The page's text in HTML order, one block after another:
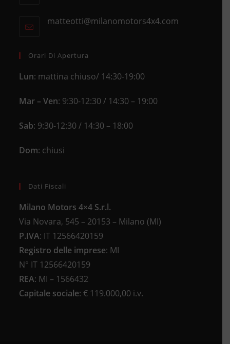
your
matteotti@milanomotors4x4.comOpens
Orari Di Apertura
Lun: mattina chiuso/ 14:30-19:00
Mar – Ven: 9:30-12:30 / 14:30 – 19:00
Sab: 9:30-12:30 / 14:30 – 18:00
Dom: chiusi
Dati Fiscali
Milano Motors 4×4 S.r.l.
Via Novara, 545 – 20153 – Milano (MI)
P.IVA: IT 12566420159
Registro delle imprese: MI
N° IT 12566420159
REA: MI – 1566432
Capitale sociale: € 119.000,00 i.v.